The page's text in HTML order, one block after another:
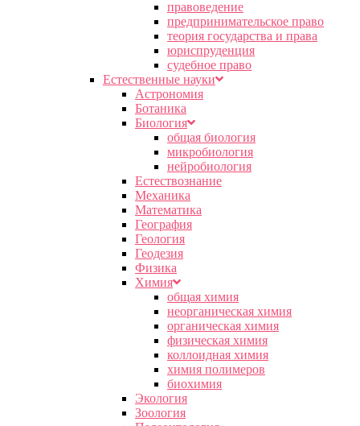
правоведение
предпринимательское право
теория государства и права
юриспруденция
судебное право
Естественные науки
Астрономия
Ботаника
Биология
общая биология
микробиология
нейробиология
Естествознание
Механика
Математика
География
Геология
Геодезия
Физика
Химия
общая химия
неорганическая химия
органическая химия
физическая химия
коллоидная химия
химия полимеров
биохимия
Экология
Зоология